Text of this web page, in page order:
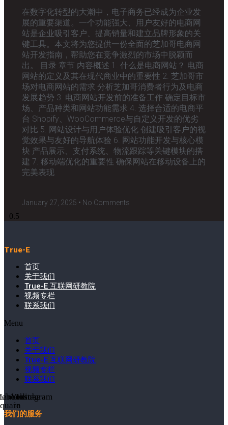
在数字化转型的大潮中，电子商务已经成为企业发
展的重要渠道。一个功能强大、用户友好的电商网
站是企业吸引客户、提高销量和建立品牌形象的关
键工具。本文将为您提供一份全面的芝加哥电商网
站开发指南，帮助您在竞争激烈的市场中脱颖而
出。 目录 章节 内容概述 1. 什么是电商网站？ 电商
网站的定义及其在现代商业中的重要性 2. 芝加哥市
场对电商网站的需求 分析芝加哥消费者行为及电商
发展趋势 3. 电商网站开发前的准备工作 确定目标市
场、产品种类和网站功能需求 4. 选择合适的电商平
台 Shopify、WooCommerce与自定义开发的优劣
对比 5. 网站设计与用户体验优化 创建吸引客户的视
觉效果与友好的导航体验 6. 网站功能开发与核心模
块 产品展示、支付系统、物流跟踪等关键模块的搭
建 7. 移动端优化的重要性 确保网站在移动设备上的
完美表现
January 27, 2025 No Comments
True-E
首页
关于我们
True-E 互联网研教院
视频专栏
联系我们
Menu
首页
关于我们
True-E 互联网研教院
视频专栏
联系我们
in
Youtube
Instagram
我们的服务